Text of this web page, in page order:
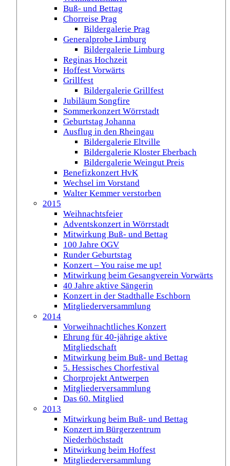
Buß- und Bettag
Chorreise Prag
Bildergalerie Prag
Generalprobe Limburg
Bildergalerie Limburg
Reginas Hochzeit
Hoffest Vorwärts
Grillfest
Bildergalerie Grillfest
Jubiläum Songfire
Sommerkonzert Wörrstadt
Geburtstag Johanna
Ausflug in den Rheingau
Bildergalerie Eltville
Bildergalerie Kloster Eberbach
Bildergalerie Weingut Preis
Benefizkonzert HvK
Wechsel im Vorstand
Walter Kemmer verstorben
2015
Weihnachtsfeier
Adventskonzert in Wörrstadt
Mitwirkung Buß- und Bettag
100 Jahre OGV
Runder Geburtstag
Konzert – You raise me up!
Mitwirkung beim Gesangverein Vorwärts
40 Jahre aktive Sängerin
Konzert in der Stadthalle Eschborn
Mitgliederversammlung
2014
Vorweihnachtliches Konzert
Ehrung für 40-jährige aktive
Mitgliedschaft
Mitwirkung beim Buß- und Bettag
5. Hessisches Chorfestival
Chorprojekt Antwerpen
Mitgliederversammlung
Das 60. Mitglied
2013
Mitwirkung beim Buß- und Bettag
Konzert im Bürgerzentrum
Niederhöchstadt
Mitwirkung beim Hoffest
Mitgliederversammlung